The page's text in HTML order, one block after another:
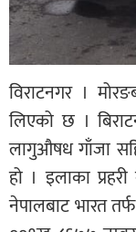
विराटनगर ।
लिएको छ ।
लागुऔषध गाँजा
हो । इलाका
नेपालबाट भारत